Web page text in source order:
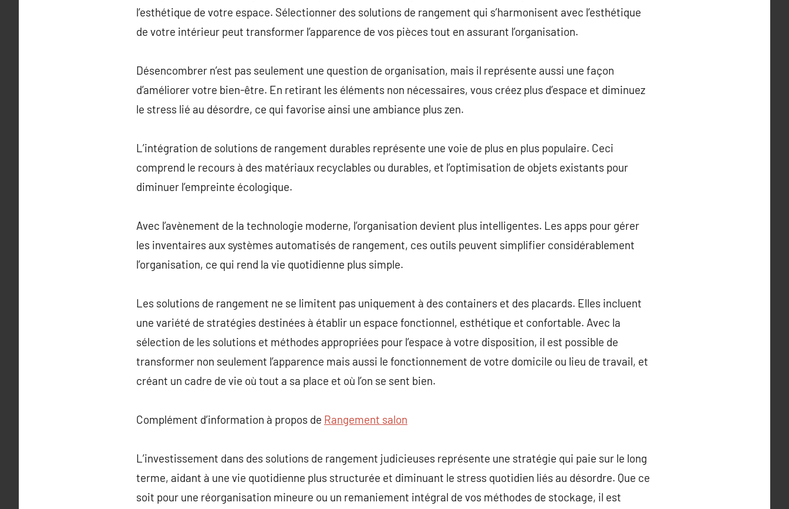
l’esthétique de votre espace. Sélectionner des solutions de rangement qui s’harmonisent avec l’esthétique
de votre intérieur peut transformer l’apparence de vos pièces tout en assurant l’organisation.
Désencombrer n’est pas seulement une question de organisation, mais il représente aussi une façon
d’améliorer votre bien-être. En retirant les éléments non nécessaires, vous créez plus d’espace et diminuez
le stress lié au désordre, ce qui favorise ainsi une ambiance plus zen.
L’intégration de solutions de rangement durables représente une voie de plus en plus populaire. Ceci
comprend le recours à des matériaux recyclables ou durables, et l’optimisation de objets existants pour
diminuer l’empreinte écologique.
Avec l’avènement de la technologie moderne, l’organisation devient plus intelligentes. Les apps pour gérer
les inventaires aux systèmes automatisés de rangement, ces outils peuvent simplifier considérablement
l’organisation, ce qui rend la vie quotidienne plus simple.
Les solutions de rangement ne se limitent pas uniquement à des containers et des placards. Elles incluent
une variété de stratégies destinées à établir un espace fonctionnel, esthétique et confortable. Avec la
sélection de les solutions et méthodes appropriées pour l’espace à votre disposition, il est possible de
transformer non seulement l’apparence mais aussi le fonctionnement de votre domicile ou lieu de travail, et
créant un cadre de vie où tout a sa place et où l’on se sent bien.
Complément d’information à propos de Rangement salon
L’investissement dans des solutions de rangement judicieuses représente une stratégie qui paie sur le long
terme, aidant à une vie quotidienne plus structurée et diminuant le stress quotidien liés au désordre. Que ce
soit pour une réorganisation mineure ou un remaniement intégral de vos méthodes de stockage, il est